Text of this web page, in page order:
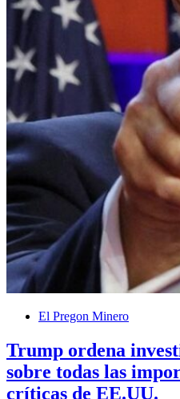
El Pregon Minero
Trump ordena
sobre todas las
críticas de EE.UU.